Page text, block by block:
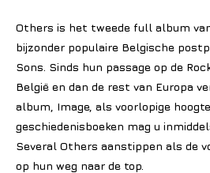
Others is het tweede full album
bijzonder populaire Belgische
Sons. Sinds hun passage op de
België en dan de rest van Europa
album, Image, als voorlopige
geschiedenisboeken mag u
Several Others aanstippen als de
op hun weg naar de top.